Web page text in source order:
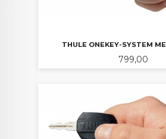
THULE ONEKEY-SYSTEM
Pris
799,00